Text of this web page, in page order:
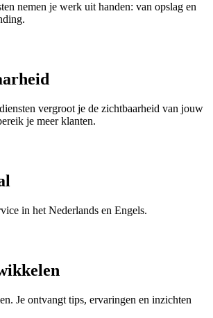
nemen je werk uit handen: van opslag en
vergroot je de zichtbaarheid van jouw
je meer klanten.
in het Nederlands en Engels.
Je ontvangt tips, ervaringen en inzichten